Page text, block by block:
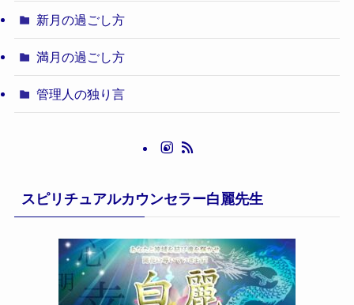
新月の過ごし方
満月の過ごし方
管理人の独り言
スピリチュアルカウンセラー白麗先生